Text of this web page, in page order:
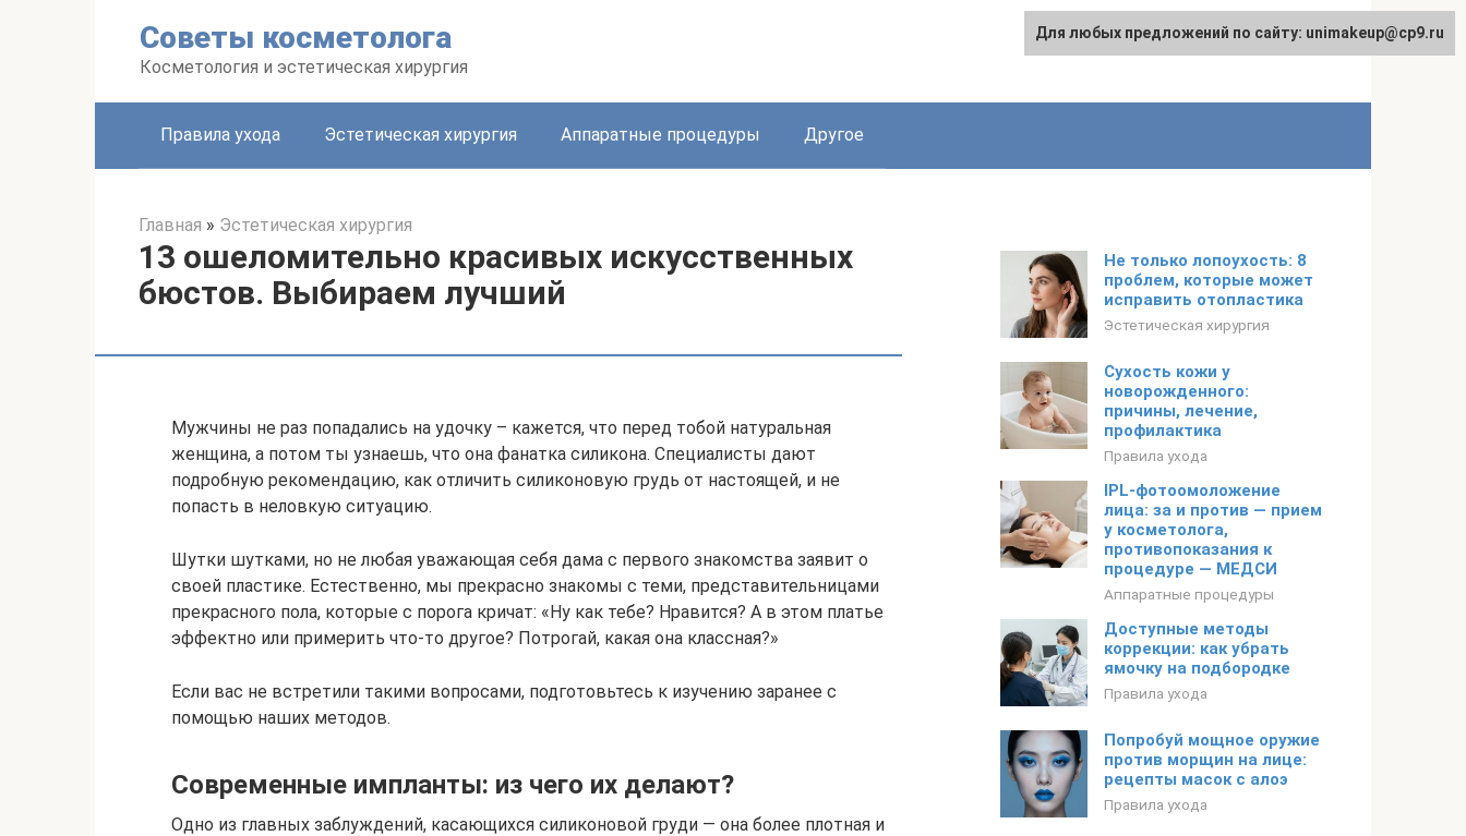
Советы косметолога
Косметология и эстетическая хирургия
Правила ухода Эстетическая хирургия Аппаратные процедуры Другое
Главная » Эстетическая хирургия
13 ошеломительно красивых искусственных
бюстов. Выбираем лучший
Мужчины не раз попадались на удочку – кажется, что перед тобой натуральная
женщина, а потом ты узнаешь, что она фанатка силикона. Специалисты дают
подробную рекомендацию, как отличить силиконовую грудь от настоящей, и не
попасть в неловкую ситуацию.
Шутки шутками, но не любая уважающая себя дама с первого знакомства заявит о
своей пластике. Естественно, мы прекрасно знакомы с теми, представительницами
прекрасного пола, которые с порога кричат: «Ну как тебе? Нравится? А в этом платье
эффектно или примерить что-то другое? Потрогай, какая она классная?»
Если вас не встретили такими вопросами, подготовьтесь к изучению заранее с
помощью наших методов.
Современные импланты: из чего их делают?
Одно из главных заблуждений, касающихся силиконовой груди — она более плотная и
Не только лопоухость: 8
проблем, которые может
исправить отопластика
Эстетическая хирургия
Сухость кожи у
новорожденного:
причины, лечение,
профилактика
Правила ухода
IPL-фотоомоложение
лица: за и против — прием
у косметолога,
противопоказания к
процедуре — МЕДСИ
Аппаратные процедуры
Доступные методы
коррекции: как убрать
ямочку на подбородке
Правила ухода
Попробуй мощное оружие
против морщин на лице:
рецепты масок с алоэ
Правила ухода
Для любых предложений по сайту: unimakeup@cp9.ru